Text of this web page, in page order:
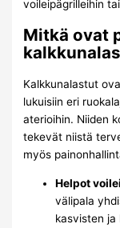
voileipägrilleihin
Mitkä ovat
Kalkkunalastut
lukuisiin eri
aterioihin. Niiden
tekevät niistä
myös
Helpot
välipala
kasvisten ja